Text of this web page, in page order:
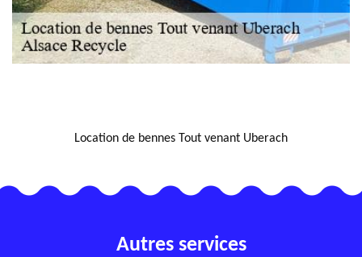
Location de bennes Tout venant Uberach
Autres services